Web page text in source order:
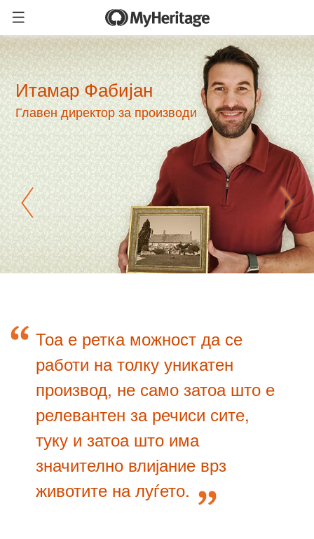
Итамар Фабијан
Главен директор за производи
Тоа е ретка можност да се
работи на толку уникатен
производ, не само затоа што е
релевантен за речиси сите,
туку и затоа што има
значително влијание врз
животите на луѓето.